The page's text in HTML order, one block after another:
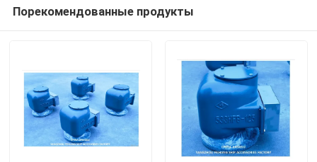
Порекомендованные продукты